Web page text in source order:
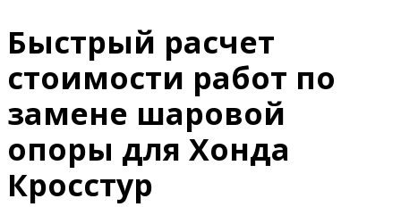
Быстрый расчет
стоимости работ по
замене шаровой
опоры для Хонда
Кросстур